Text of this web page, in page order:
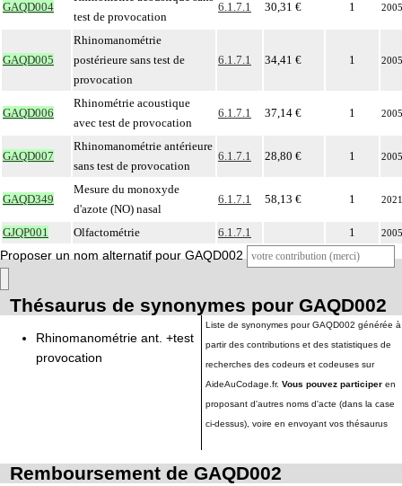
GAQD004
test de provocation
6.1.7.1 30,31 € 1 2005
GAQD005
Rhinomanométrie
postérieure sans test de
provocation
6.1.7.1 34,41 € 1 2005
GAQD006
Rhinométrie acoustique
avec test de provocation
6.1.7.1 37,14 € 1 2005
GAQD007
Rhinomanométrie antérieure
sans test de provocation
6.1.7.1 28,80 € 1 2005
GAQD349
Mesure du monoxyde
d'azote (NO) nasal
6.1.7.1 58,13 € 1 2021
GJQP001 Olfactométrie 6.1.7.1 1 2005
Proposer un nom alternatif pour GAQD002
Thésaurus de synonymes pour GAQD002
Rhinomanométrie ant. +test
provocation
Liste de synonymes pour GAQD002 générée à
partir des contributions et des statistiques de
recherches des codeurs et codeuses sur
AideAuCodage.fr. Vous pouvez participer en
proposant d'autres noms d'acte (dans la case
ci-dessus), voire en envoyant vos thésaurus
Remboursement de GAQD002